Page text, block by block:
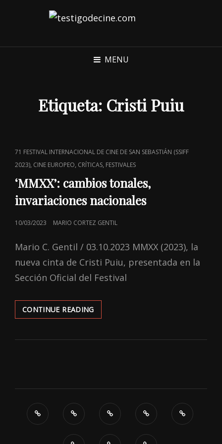
MENU
Etiqueta: Cristi Puiu
CAT
LINKS
71 FESTIVAL INTERNACIONAL DE CINE DE SAN SEBASTIÁN (SSIFF
2023), CINE EUROPEO, CRÍTICAS, FESTIVALES
‘MMXX’: cambios tonales,
invariaciones nacionales
POSTED
10/03/2023 MARIO CORTEZ GENTIL
Mario C. Gentil / 03.10.2023 MMXX (2023), la
nueva cinta de Cristi Puiu, presentada en la
Sección Oficial del Festival
CONTINUE READING‘MMXX’:
CAMBIOS
INVARIACIONES